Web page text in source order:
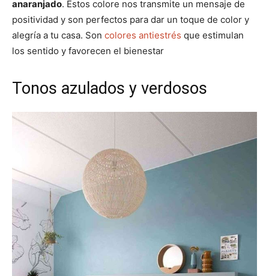
anaranjado. Estos colore nos transmite un mensaje de
positividad y son perfectos para dar un toque de color y
alegría a tu casa. Son colores antiestrés que estimulan
los sentido y favorecen el bienestar
Tonos azulados y verdosos